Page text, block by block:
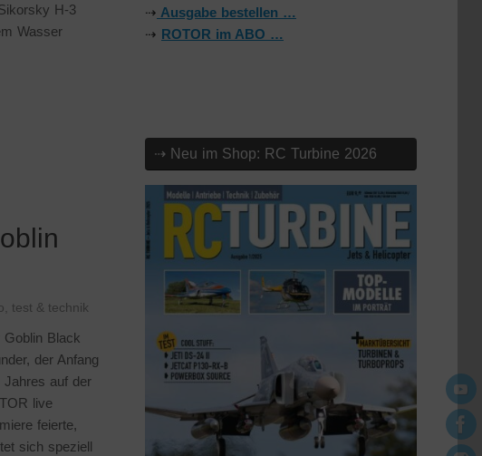
H-3
Wasser
test & technik
Goblin Black
der Anfang
Jahres auf der
live
feierte,
sich speziell
⇢ Ausgabe bestellen …
⇢ ROTOR im ABO …
⇢ Neu im Shop: RC Turbine 2026